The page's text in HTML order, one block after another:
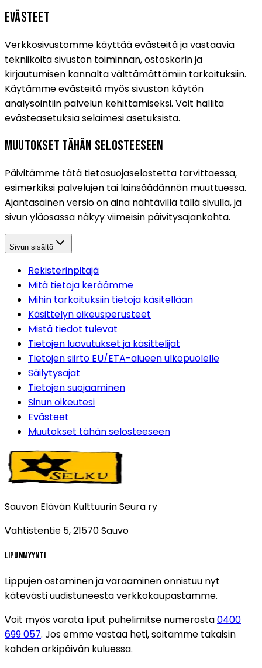
Evästeet
Verkkosivustomme käyttää evästeitä ja vastaavia
tekniikoita sivuston toiminnan, ostoskorin ja
kirjautumisen kannalta välttämättömiin tarkoituksiin.
Käytämme evästeitä myös sivuston käytön
analysointiin palvelun kehittämiseksi. Voit hallita
evästeasetuksia selaimesi asetuksista.
Muutokset tähän selosteeseen
Päivitämme tätä tietosuojaselostetta tarvittaessa,
esimerkiksi palvelujen tai lainsäädännön muuttuessa.
Ajantasainen versio on aina nähtävillä tällä sivulla, ja
sivun yläosassa näkyy viimeisin päivitysajankohta.
Sivun sisältö
Rekisterinpitäjä
Mitä tietoja keräämme
Mihin tarkoituksiin tietoja käsitellään
Käsittelyn oikeusperusteet
Mistä tiedot tulevat
Tietojen luovutukset ja käsittelijät
Tietojen siirto EU/ETA-alueen ulkopuolelle
Säilytysajat
Tietojen suojaaminen
Sinun oikeutesi
Evästeet
Muutokset tähän selosteeseen
Sauvon Elävän Kulttuurin Seura ry
Vahtistentie 5, 21570 Sauvo
Lipunmyynti
Lippujen ostaminen ja varaaminen onnistuu nyt
kätevästi uudistuneesta verkkokaupastamme.
Voit myös varata liput puhelimitse numerosta0400
699 057. Jos emme vastaa heti, soitamme takaisin
kahden arkipäivän kuluessa.